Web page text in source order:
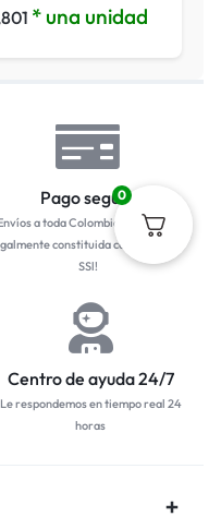
* una unidad
Pago seguro
a toda Colombia... Empresa
constituida con protocolo
SSl!
Centro de ayuda 24/7
Le respondemos en tiempo real 24
horas
0